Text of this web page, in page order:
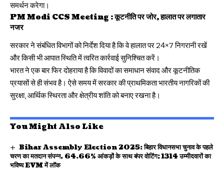
समर्थन करेगा।
PM Modi CCS Meeting :कूटनीति पर जोर, हालात पर लगातार
नजर
सरकार ने संबंधित विभागों को निर्देश दिया है कि वे हालात पर 24×7 निगरानी रखें
और किसी भी आपात स्थिति में त्वरित कार्रवाई सुनिश्चित करें।
भारत ने एक बार फिर दोहराया है कि विवादों का समाधान संवाद और कूटनीतिक
प्रयासों से ही संभव है। ऐसे समय में सरकार की प्राथमिकता भारतीय नागरिकों की
सुरक्षा, आर्थिक स्थिरता और क्षेत्रीय शांति को बनाए रखना है।
You Might Also Like
Bihar Assembly Election 2025: बिहार विधानसभा चुनाव के पहले
चरण का मतदान संपन्न, 64.66% आंकड़ों के साथ बंपर वोटिंग; 1314 उम्मीदवारों का
भविष्य EVM में लॉक